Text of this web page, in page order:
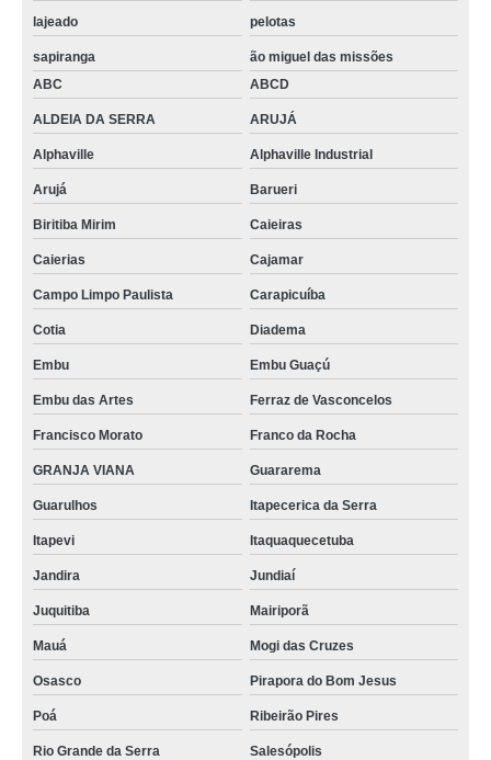
lajeado pelotas
sapiranga
ão miguel das missões
ABC
ABCD
ALDEIA DA SERRA ARUJÁ
Alphaville Alphaville Industrial
Arujá Barueri
Biritiba Mirim Caieiras
Caierias Cajamar
Campo Limpo Paulista Carapicuíba
Cotia Diadema
Embu Embu Guaçú
Embu das Artes Ferraz de Vasconcelos
Francisco Morato Franco da Rocha
GRANJA VIANA Guararema
Guarulhos Itapecerica da Serra
Itapevi Itaquaquecetuba
Jandira Jundiaí
Juquitiba Mairiporã
Mauá Mogi das Cruzes
Osasco Pirapora do Bom Jesus
Poá Ribeirão Pires
Rio Grande da Serra Salesópolis